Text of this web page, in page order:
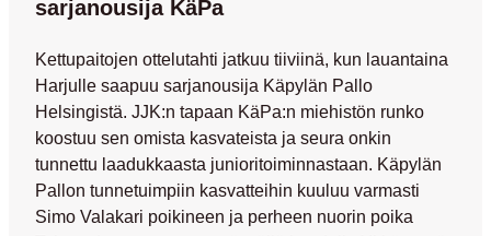
sarjanousija KäPa
Kettupaitojen ottelutahti jatkuu tiiviinä, kun lauantaina
Harjulle saapuu sarjanousija Käpylän Pallo
Helsingistä. JJK:n tapaan KäPa:n miehistön runko
koostuu sen omista kasvateista ja seura onkin
tunnettu laadukkaasta junioritoiminnastaan. Käpylän
Pallon tunnetuimpiin kasvatteihin kuuluu varmasti
Simo Valakari poikineen ja perheen nuorin poika